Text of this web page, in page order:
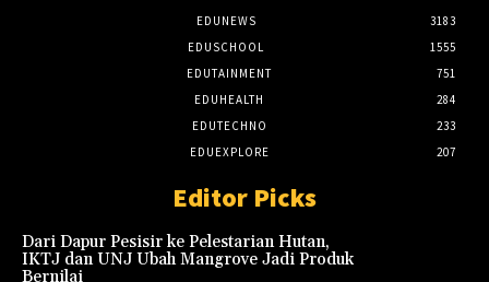
EDUNEWS
3183
EDUSCHOOL
1555
EDUTAINMENT
751
EDUHEALTH
284
EDUTECHNO
233
EDUEXPLORE
207
Editor Picks
Dari Dapur Pesisir ke Pelestarian Hutan,
IKTJ dan UNJ Ubah Mangrove Jadi Produk
Bernilai